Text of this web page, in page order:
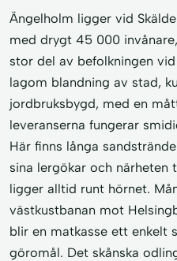
Ängelholm ligger vid
med drygt 45 000
stor del av befolkningen
lagom blandning av stad,
jordbruksbygd, med en
leveranserna fungerar
Här finns långa
sina lergökar och närheten
ligger alltid runt hörnet.
västkustbanan mot
blir en matkasse ett enkelt
göromål. Det skånska